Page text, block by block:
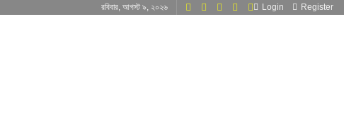
রবিবার, আগস্ট ৯, ২০২৬ Login Register